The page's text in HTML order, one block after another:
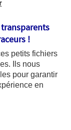
l’Arche –
: - 4
de
transparents
!
petits fichiers
. Ils nous
pour garantir
en